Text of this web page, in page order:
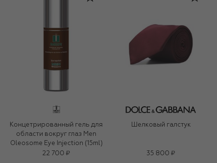
Концетрированный гель для
области вокруг глаз Men
Oleosome Eye Injection (15ml)
22 700 ₽
Шелковый галстук
35 800 ₽